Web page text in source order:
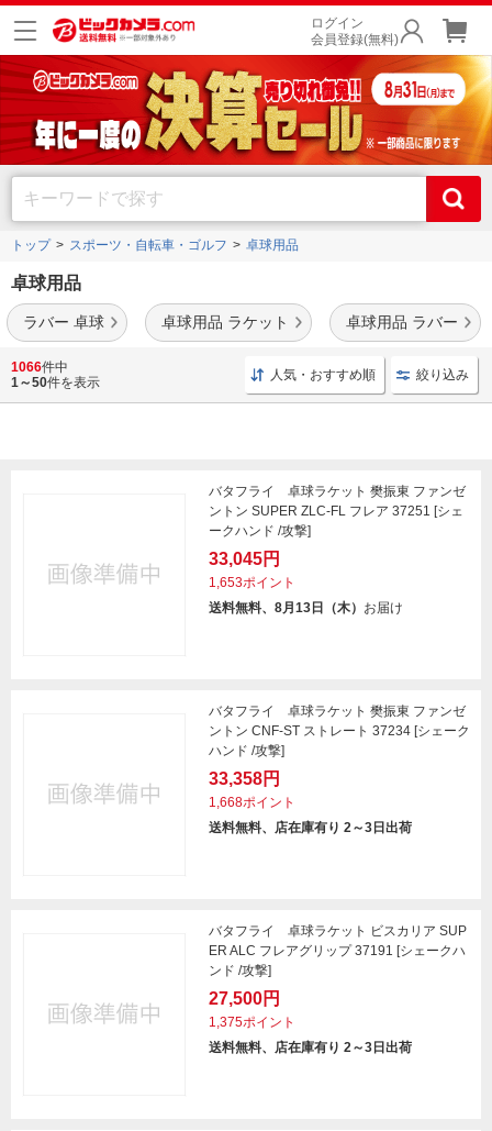
ログイン
会員登録(無料)
トップ スポーツ・自転車・ゴルフ 卓球用品
卓球用品
ラバー 卓球 卓球用品 ラケット 卓球用品 ラバー
福原 愛や丹羽孝希
など有名選手が監修した卓球ラケットなど、卓球用品を
多数取り扱い中。
1066件中
1～50件を表示 人気・おすすめ順 絞り込み
バタフライ 卓球ラケット 樊振東 ファンゼ
ントン SUPER ZLC-FL フレア 37251 [シェ
ークハンド /攻撃]
33,045円
1,653ポイント
送料無料、8月13日（木） お届け
バタフライ 卓球ラケット 樊振東 ファンゼ
ントン CNF-ST ストレート 37234 [シェーク
ハンド /攻撃]
33,358円
1,668ポイント
送料無料、店在庫有り 2～3日出荷
バタフライ 卓球ラケット ビスカリア SUP
ER ALC フレアグリップ 37191 [シェークハ
ンド /攻撃]
27,500円
1,375ポイント
送料無料、店在庫有り 2～3日出荷